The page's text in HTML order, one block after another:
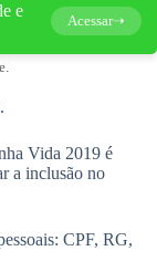
e
Acessar➝
Vida 2019 é
a inclusão no
CPF, RG,